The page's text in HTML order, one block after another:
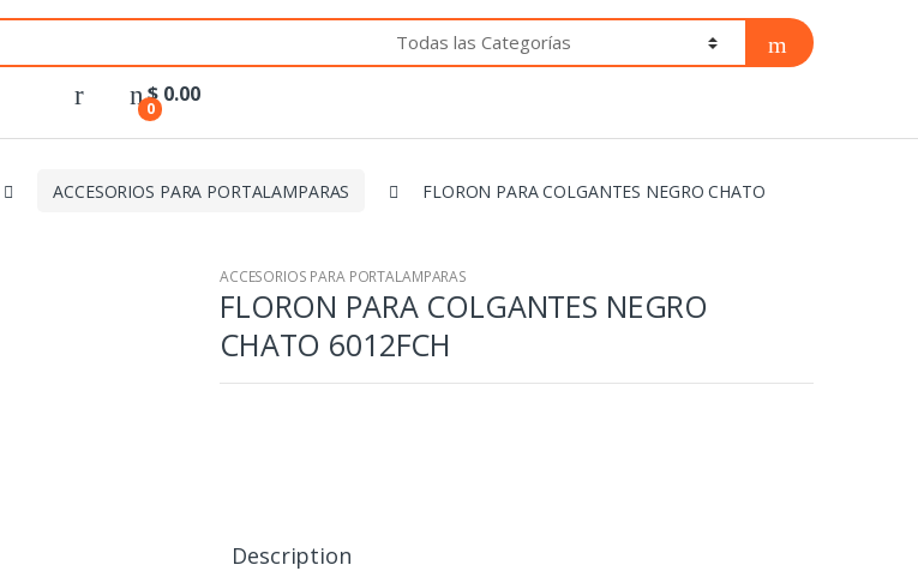
0
$ 0.00
ACCESORIOS PARA PORTALAMPARAS
FLORON PARA COLGANTES NEGRO CHATO
ACCESORIOS PARA PORTALAMPARAS
FLORON PARA COLGANTES NEGRO
CHATO 6012FCH
Description